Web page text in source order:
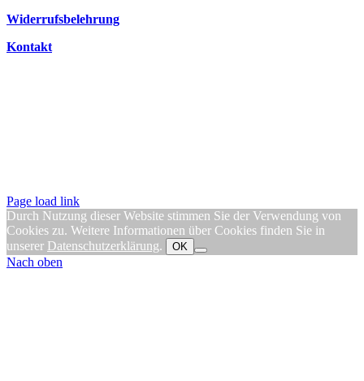
Widerrufsbelehrung
Kontakt
Page load link
Durch Nutzung dieser Website stimmen Sie der Verwendung von
Cookies zu. Weitere Informationen über Cookies finden Sie in
unserer Datenschutzerklärung. OK
Nach oben